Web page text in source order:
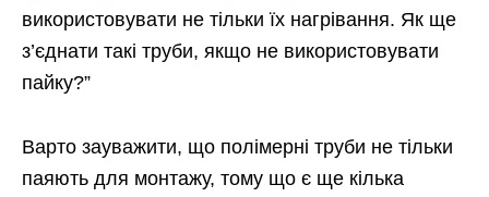
використовувати не тільки їх нагрівання. Як ще
з’єднати такі труби, якщо не використовувати
пайку?”
Варто зауважити, що полімерні труби не тільки
паяють для монтажу, тому що є ще кілька